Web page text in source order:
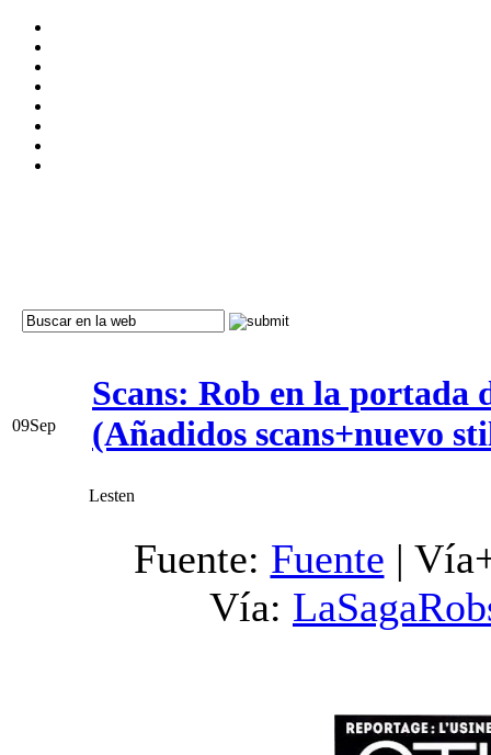
09Sep
Scans: Rob en la
(Añadidos scans+nuevo
Lesten
Fuente: Fuente |
Vía: